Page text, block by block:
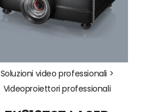
Soluzioni video professionali >
Videoproiettori professionali